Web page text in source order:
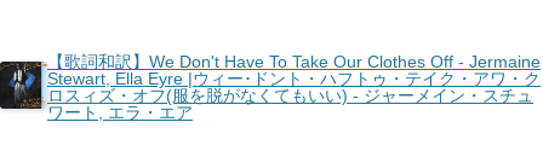
【歌詞和訳】We Don't Have To Take Our Clothes Off - Jermaine
Stewart, Ella Eyre |ウィー･ドント・ハフトゥ・テイク・アワ・ク
ロスィズ・オフ(服を脱がなくてもいい) - ジャーメイン・スチュ
ワート, エラ・エア